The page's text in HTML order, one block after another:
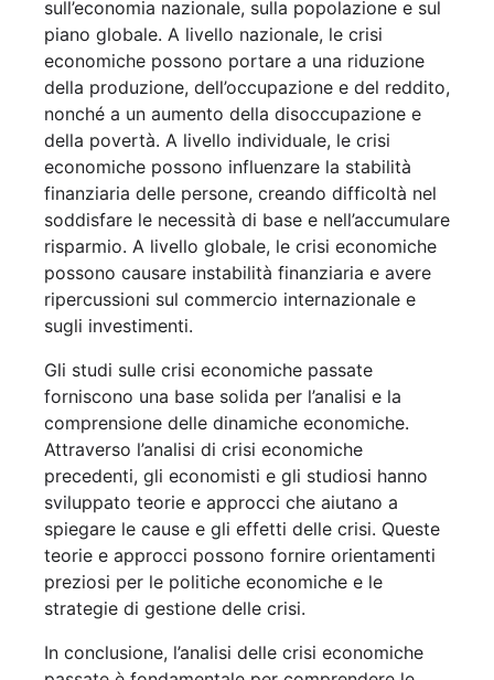
sull’economia nazionale, sulla popolazione e sul
piano globale. A livello nazionale, le crisi
economiche possono portare a una riduzione
della produzione, dell’occupazione e del reddito,
nonché a un aumento della disoccupazione e
della povertà. A livello individuale, le crisi
economiche possono influenzare la stabilità
finanziaria delle persone, creando difficoltà nel
soddisfare le necessità di base e nell’accumulare
risparmio. A livello globale, le crisi economiche
possono causare instabilità finanziaria e avere
ripercussioni sul commercio internazionale e
sugli investimenti.
Gli studi sulle crisi economiche passate
forniscono una base solida per l’analisi e la
comprensione delle dinamiche economiche.
Attraverso l’analisi di crisi economiche
precedenti, gli economisti e gli studiosi hanno
sviluppato teorie e approcci che aiutano a
spiegare le cause e gli effetti delle crisi. Queste
teorie e approcci possono fornire orientamenti
preziosi per le politiche economiche e le
strategie di gestione delle crisi.
In conclusione, l’analisi delle crisi economiche